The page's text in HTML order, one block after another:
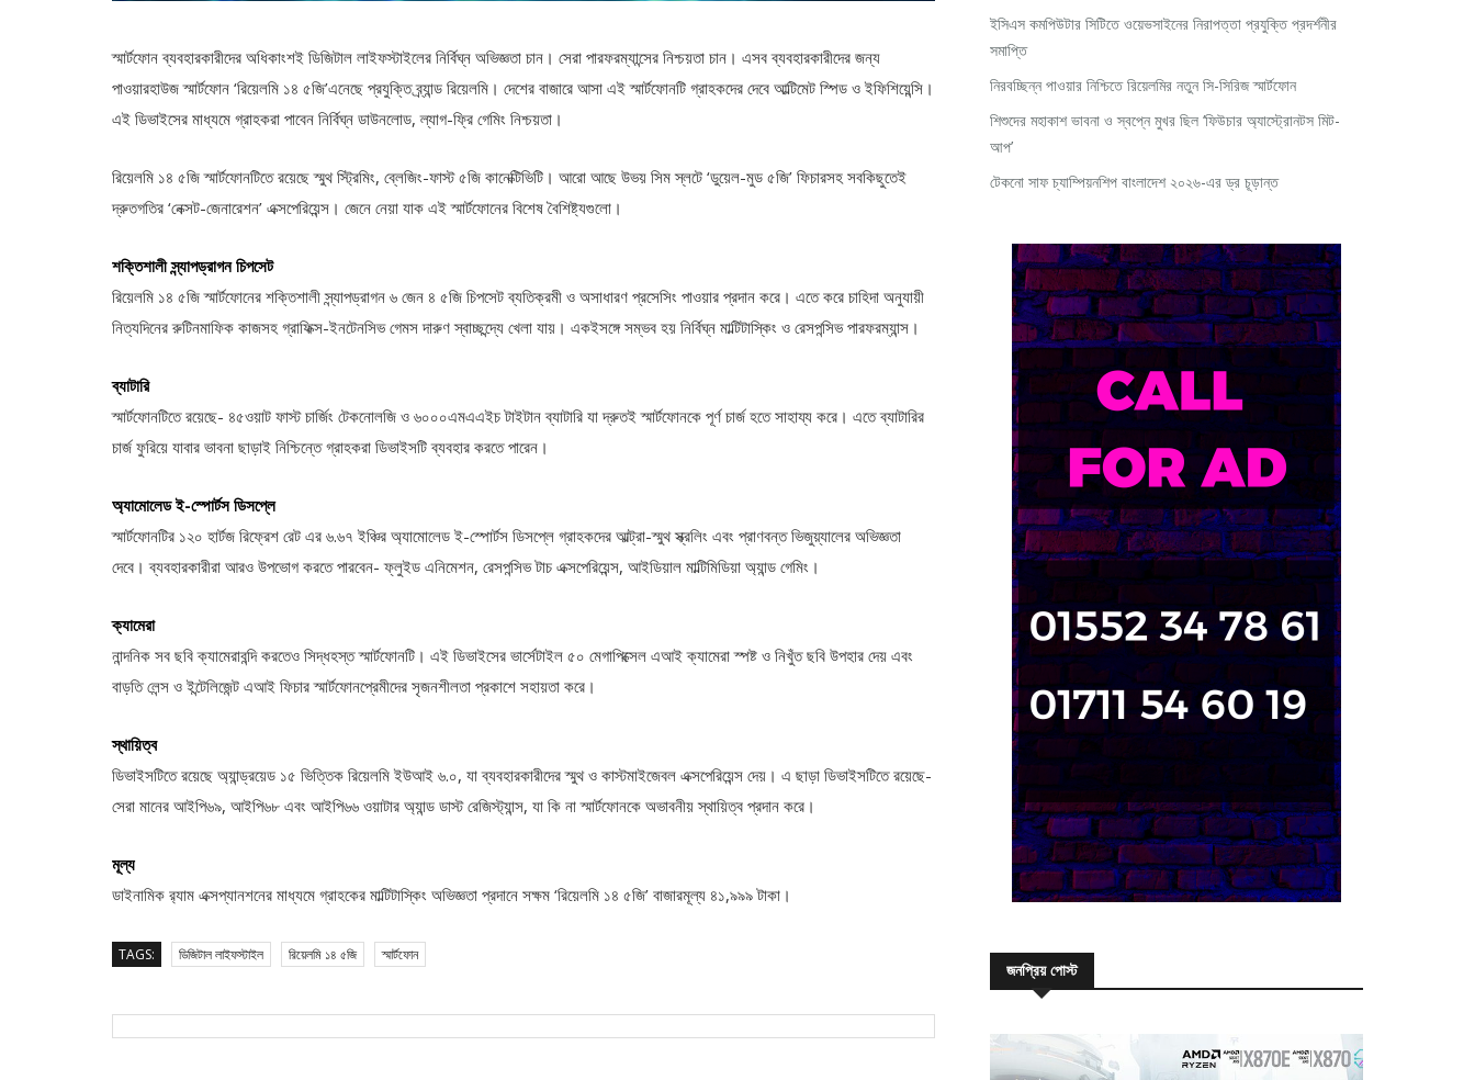
স্মার্টফোন ব্যবহারকারীদের অধিকাংশই ডিজিটাল লাইফস্টাইলের নির্বিঘ্ন অভিজ্ঞতা চান। সেরা পারফরম্যান্সের নিশ্চয়তা চান। এসব ব্যবহারকারীদের জন্য
পাওয়ারহাউজ স্মার্টফোন ‘রিয়েলমি ১৪ ৫জি’এনেছে প্রযুক্তি ব্র্যান্ড রিয়েলমি। দেশের বাজারে আসা এই স্মার্টফোনটি গ্রাহকদের দেবে আল্টিমেট স্পিড ও ইফিশিয়েন্সি।
এই ডিভাইসের মাধ্যমে গ্রাহকরা পাবেন নির্বিঘ্ন ডাউনলোড, ল্যাগ-ফ্রি গেমিং নিশ্চয়তা।
রিয়েলমি ১৪ ৫জি স্মার্টফোনটিতে রয়েছে স্মুথ স্ট্রিমিং, ব্লেজিং-ফাস্ট ৫জি কানেক্টিভিটি। আরো আছে উভয় সিম স্লটে ‘ডুয়েল-মুড ৫জি’ ফিচারসহ সবকিছুতেই
দ্রুতগতির ‘নেক্সট-জেনারেশন’ এক্সপেরিয়েন্স। জেনে নেয়া যাক এই স্মার্টফোনের বিশেষ বৈশিষ্ট্যগুলো।
শক্তিশালী স্ন্যাপড্রাগন চিপসেট
রিয়েলমি ১৪ ৫জি স্মার্টফোনের শক্তিশালী স্ন্যাপড্রাগন ৬ জেন ৪ ৫জি চিপসেট ব্যতিক্রমী ও অসাধারণ প্রসেসিং পাওয়ার প্রদান করে। এতে করে চাহিদা অনুযায়ী
নিত্যদিনের রুটিনমাফিক কাজসহ গ্রাফিক্স-ইনটেনসিভ গেমস দারুণ স্বাচ্ছন্দ্যে খেলা যায়। একইসঙ্গে সম্ভব হয় নির্বিঘ্ন মাল্টিটাস্কিং ও রেসপন্সিভ পারফরম্যান্স।
ব্যাটারি
স্মার্টফোনটিতে রয়েছে- ৪৫ওয়াট ফাস্ট চার্জিং টেকনোলজি ও ৬০০০এমএএইচ টাইটান ব্যাটারি যা দ্রুতই স্মার্টফোনকে পূর্ণ চার্জ হতে সাহায্য করে। এতে ব্যাটারির
চার্জ ফুরিয়ে যাবার ভাবনা ছাড়াই নিশ্চিন্তে গ্রাহকরা ডিভাইসটি ব্যবহার করতে পারেন।
অ্যামোলেড ই-স্পোর্টস ডিসপ্লে
স্মার্টফোনটির ১২০ হার্টজ রিফ্রেশ রেট এর ৬.৬৭ ইঞ্চির অ্যামোলেড ই-স্পোর্টস ডিসপ্লে গ্রাহকদের আল্ট্রা-স্মুথ স্ক্রলিং এবং প্রাণবন্ত ভিজুয়্যালের অভিজ্ঞতা
দেবে। ব্যবহারকারীরা আরও উপভোগ করতে পারবেন- ফ্লুইড এনিমেশন, রেসপন্সিভ টাচ এক্সপেরিয়েন্স, আইডিয়াল মাল্টিমিডিয়া অ্যান্ড গেমিং।
ক্যামেরা
নান্দনিক সব ছবি ক্যামেরাবন্দি করতেও সিদ্ধহস্ত স্মার্টফোনটি। এই ডিভাইসের ভার্সেটাইল ৫০ মেগাপিক্সেল এআই ক্যামেরা স্পষ্ট ও নিখুঁত ছবি উপহার দেয় এবং
বাড়তি লেন্স ও ইন্টেলিজেন্ট এআই ফিচার স্মার্টফোনপ্রেমীদের সৃজনশীলতা প্রকাশে সহায়তা করে।
স্থায়িত্ব
ডিভাইসটিতে রয়েছে অ্যান্ড্রয়েড ১৫ ভিত্তিক রিয়েলমি ইউআই ৬.০, যা ব্যবহারকারীদের স্মুথ ও কাস্টমাইজেবল এক্সপেরিয়েন্স দেয়। এ ছাড়া ডিভাইসটিতে রয়েছে-
সেরা মানের আইপি৬৯, আইপি৬৮ এবং আইপি৬৬ ওয়াটার অ্যান্ড ডাস্ট রেজিস্ট্যান্স, যা কি না স্মার্টফোনকে অভাবনীয় স্থায়িত্ব প্রদান করে।
মূল্য
ডাইনামিক র‍্যাম এক্সপ্যানশনের মাধ্যমে গ্রাহকের মাল্টিটাস্কিং অভিজ্ঞতা প্রদানে সক্ষম ‘রিয়েলমি ১৪ ৫জি’ বাজারমূল্য ৪১,৯৯৯ টাকা।
TAGS: ডিজিটাল লাইফস্টাইল রিয়েলমি ১৪ ৫জি স্মার্টফোন
ইসিএস কমপিউটার সিটিতে ওয়েভসাইনের নিরাপত্তা প্রযুক্তি প্রদর্শনীর
সমাপ্তি
নিরবচ্ছিন্ন পাওয়ার নিশ্চিতে রিয়েলমির নতুন সি-সিরিজ স্মার্টফোন
শিশুদের মহাকাশ ভাবনা ও স্বপ্নে মুখর ছিল ‘ফিউচার অ্যাস্ট্রোনটস মিট-
আপ’
টেকনো সাফ চ্যাম্পিয়নশিপ বাংলাদেশ ২০২৬-এর ড্র চূড়ান্ত
জনপ্রিয় পোস্ট